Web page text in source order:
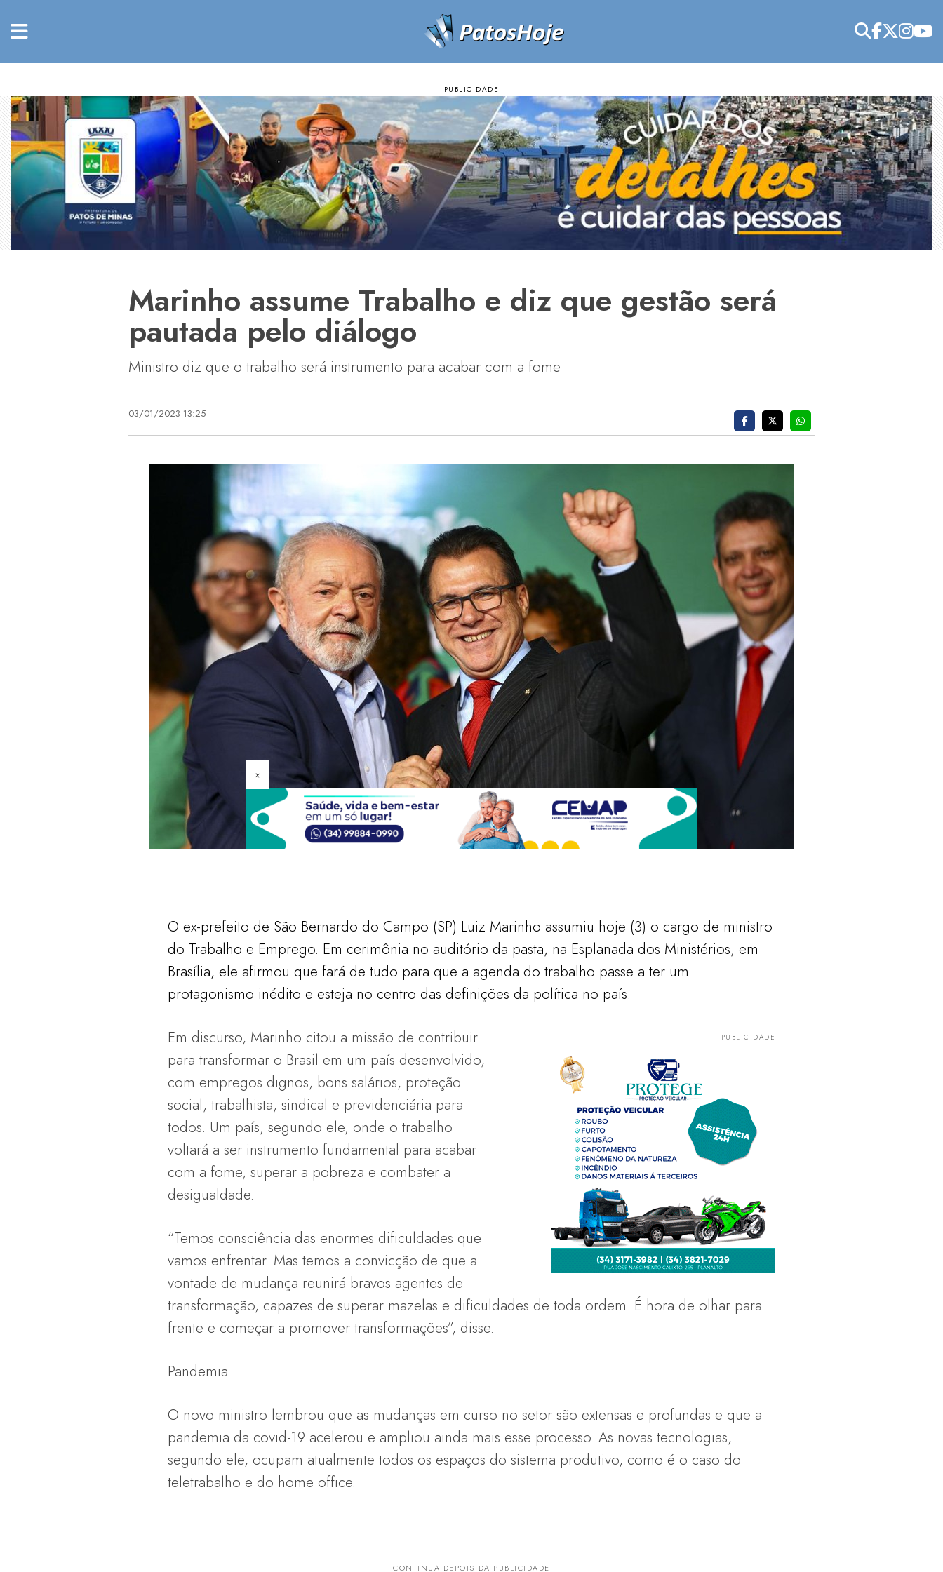
Marinho assume Trabalho e diz que gestão será
pautada pelo diálogo
Ministro diz que o trabalho será instrumento para acabar com a fome
03/01/2023 13:25
×
O ex-prefeito de São Bernardo do Campo (SP) Luiz Marinho assumiu hoje (3) o cargo de ministro
do Trabalho e Emprego. Em cerimônia no auditório da pasta, na Esplanada dos Ministérios, em
Brasília, ele afirmou que fará de tudo para que a agenda do trabalho passe a ter um
protagonismo inédito e esteja no centro das definições da política no país.
Em discurso, Marinho citou a missão de contribuir
para transformar o Brasil em um país desenvolvido,
com empregos dignos, bons salários, proteção
social, trabalhista, sindical e previdenciária para
todos. Um país, segundo ele, onde o trabalho
voltará a ser instrumento fundamental para acabar
com a fome, superar a pobreza e combater a
desigualdade.
“Temos consciência das enormes dificuldades que
vamos enfrentar. Mas temos a convicção de que a
vontade de mudança reunirá bravos agentes de
transformação, capazes de superar mazelas e dificuldades de toda ordem. É hora de olhar para
frente e começar a promover transformações”, disse.
Pandemia
O novo ministro lembrou que as mudanças em curso no setor são extensas e profundas e que a
pandemia da covid-19 acelerou e ampliou ainda mais esse processo. As novas tecnologias,
segundo ele, ocupam atualmente todos os espaços do sistema produtivo, como é o caso do
teletrabalho e do home office.